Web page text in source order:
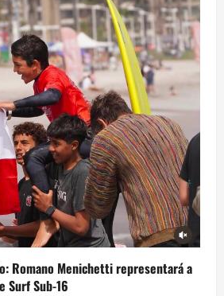
Romano Menichetti representará a
Surf Sub-16